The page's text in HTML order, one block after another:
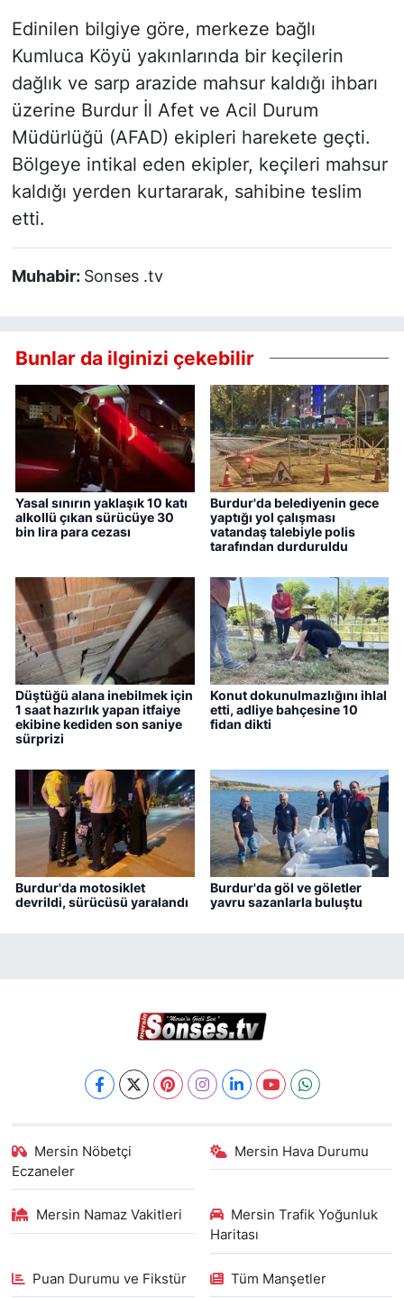
Edinilen bilgiye göre, merkeze bağlı
Kumluca Köyü yakınlarında bir keçilerin
dağlık ve sarp arazide mahsur kaldığı ihbarı
üzerine Burdur İl Afet ve Acil Durum
Müdürlüğü (AFAD) ekipleri harekete geçti.
Bölgeye intikal eden ekipler, keçileri mahsur
kaldığı yerden kurtararak, sahibine teslim
etti.
Muhabir: Sonses .tv
Bunlar da ilginizi çekebilir
Yasal sınırın yaklaşık 10 katı
alkollü çıkan sürücüye 30
bin lira para cezası
Burdur'da belediyenin gece
yaptığı yol çalışması
vatandaş talebiyle polis
tarafından durduruldu
Düştüğü alana inebilmek için
1 saat hazırlık yapan itfaiye
ekibine kediden son saniye
sürprizi
Konut dokunulmazlığını ihlal
etti, adliye bahçesine 10
fidan dikti
Burdur'da motosiklet
devrildi, sürücüsü yaralandı
Burdur'da göl ve göletler
yavru sazanlarla buluştu
Mersin Nöbetçi
Eczaneler
Mersin Hava Durumu
Mersin Namaz Vakitleri
Mersin Trafik Yoğunluk
Haritası
Puan Durumu ve Fikstür Tüm Manşetler